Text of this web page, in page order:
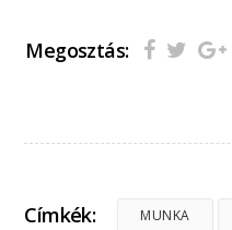
Megosztás:
Címkék: MUNKA